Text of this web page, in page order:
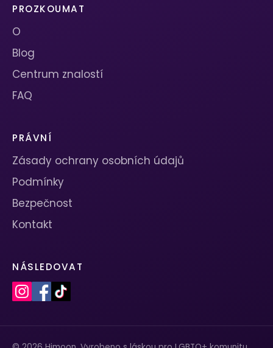
PROZKOUMAT
O
Blog
Centrum znalostí
FAQ
PRÁVNÍ
Zásady ochrany osobních údajů
Podmínky
Bezpečnost
Kontakt
NÁSLEDOVAT